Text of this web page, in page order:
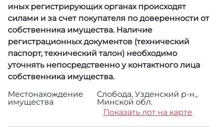
иных регистрирующих органах происходят
силами и за счет покупателя по доверенности от
собственника имущества. Наличие
регистрационных документов (технический
паспорт, технический талон) необходимо
уточнять непосредственно у контактного лица
собственника имущества.
Местонахождение
имущества
Слобода, Узденский р-н.,
Минской обл.
Показать лот на карте